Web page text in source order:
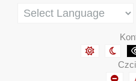
Urząd Marszałkowski
Informacje o wojewódzkich
Domyślny